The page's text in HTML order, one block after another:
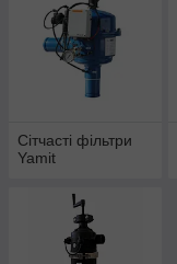
Сітчасті фільтри
Yamit